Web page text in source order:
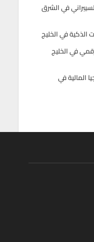
في الشرق
في الخليج
المالية في